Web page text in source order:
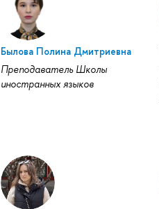
Былова Полина Дмитриевна
Преподаватель Школы
иностранных языков